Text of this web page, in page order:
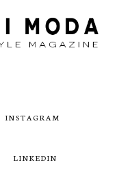
INSTAGRAM
LINKEDIN